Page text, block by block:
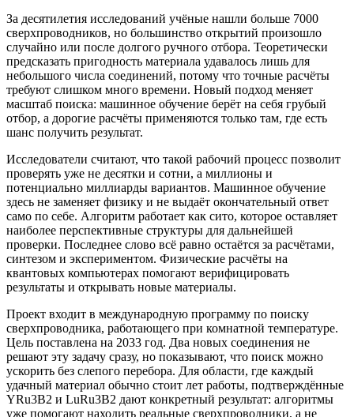
За десятилетия исследований учёные нашли больше 7000
сверхпроводников, но большинство открытий произошло
случайно или после долгого ручного отбора. Теоретически
предсказать пригодность материала удавалось лишь для
небольшого числа соединений, потому что точные расчёты
требуют слишком много времени. Новый подход меняет
масштаб поиска: машинное обучение берёт на себя грубый
отбор, а дорогие расчёты применяются только там, где есть
шанс получить результат.
Исследователи считают, что такой рабочий процесс позволит
проверять уже не десятки и сотни, а миллионы и
потенциально миллиарды вариантов. Машинное обучение
здесь не заменяет физику и не выдаёт окончательный ответ
само по себе. Алгоритм работает как сито, которое оставляет
наиболее перспективные структуры для дальнейшей
проверки. Последнее слово всё равно остаётся за расчётами,
синтезом и экспериментом. Физические расчёты на
квантовых компьютерах помогают верифицировать
результаты и открывать новые материалы.
Проект входит в международную программу по поиску
сверхпроводника, работающего при комнатной температуре.
Цель поставлена на 2033 год. Два новых соединения не
решают эту задачу сразу, но показывают, что поиск можно
ускорить без слепого перебора. Для области, где каждый
удачный материал обычно стоит лет работы, подтверждённые
YRu3B2 и LuRu3B2 дают конкретный результат: алгоритмы
уже помогают находить реальные сверхпроводники, а не